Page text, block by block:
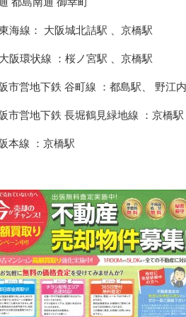
海線： 大阪城北詰駅 、京橋駅
阪環状線 ：桜ノ宮駅 、京橋駅
市営地下鉄 谷町線 ：都島駅、 野江
市営地下鉄 長堀鶴見緑地線 ：京橋駅
本線 ：京橋駅